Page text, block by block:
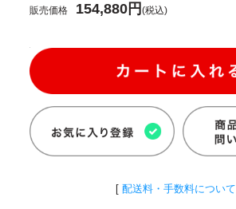
販売価格
154,880円(税込)
[ 配送料・手数料について